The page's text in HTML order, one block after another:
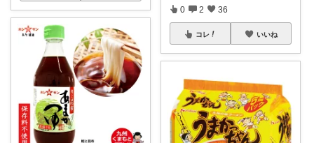
0 2 36
コレ いいね